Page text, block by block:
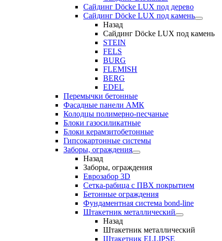
Сайдинг Döcke LUX под дерево
Сайдинг Döcke LUX под камень
Назад
Сайдинг Döcke LUX под камень
STEIN
FELS
BURG
FLEMISH
BERG
EDEL
Перемычки бетонные
Фасадные панели АМК
Колодцы полимерно-песчаные
Блоки газосиликатные
Блоки керамзитобетонные
Гипсокартонные системы
Заборы, ограждения
Назад
Заборы, ограждения
Еврозабор 3D
Сетка-рабица с ПВХ покрытием
Бетонные ограждения
Фундаментная система bond-line
Штакетник металлический
Назад
Штакетник металлический
Штакетник ELLIPSE